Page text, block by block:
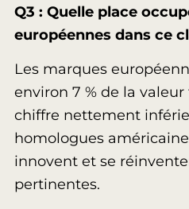
Q3 : Quelle place
européennes dans ce
Les marques
environ 7 % de la
chiffre nettement
homologues
innovent et se
pertinentes.